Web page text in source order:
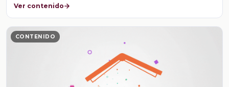
Ver contenido
CONTENIDO